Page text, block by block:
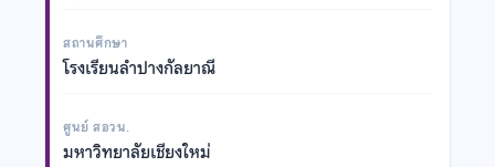
สถานศึกษา
โรงเรียนลำปางกัลยาณี
ศูนย์ สอวน.
มหาวิทยาลัยเชียงใหม่